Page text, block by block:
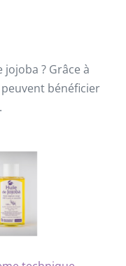
jojoba ? Grâce à
bénéficier